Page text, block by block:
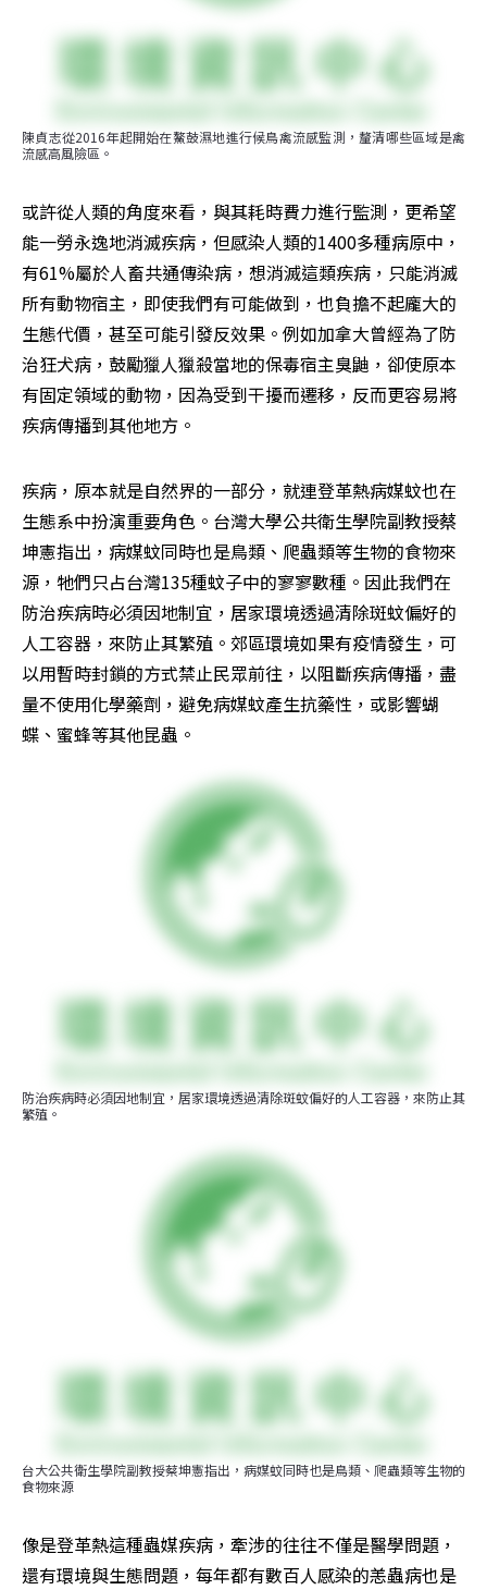
陳貞志從2016年起開始在鰲鼓濕地進行候鳥禽流感監測，釐清哪些區域是禽
流感高風險區。
或許從人類的角度來看，與其耗時費力進行監測，更希望
能一勞永逸地消滅疾病，但感染人類的1400多種病原中，
有61%屬於人畜共通傳染病，想消滅這類疾病，只能消滅
所有動物宿主，即使我們有可能做到，也負擔不起龐大的
生態代價，甚至可能引發反效果。例如加拿大曾經為了防
治狂犬病，鼓勵獵人獵殺當地的保毒宿主臭鼬，卻使原本
有固定領域的動物，因為受到干擾而遷移，反而更容易將
疾病傳播到其他地方。
疾病，原本就是自然界的一部分，就連登革熱病媒蚊也在
生態系中扮演重要角色。台灣大學公共衛生學院副教授蔡
坤憲指出，病媒蚊同時也是鳥類、爬蟲類等生物的食物來
源，牠們只占台灣135種蚊子中的寥寥數種。因此我們在
防治疾病時必須因地制宜，居家環境透過清除斑蚊偏好的
人工容器，來防止其繁殖。郊區環境如果有疫情發生，可
以用暫時封鎖的方式禁止民眾前往，以阻斷疾病傳播，盡
量不使用化學藥劑，避免病媒蚊產生抗藥性，或影響蝴
蝶、蜜蜂等其他昆蟲。
防治疾病時必須因地制宜，居家環境透過清除斑蚊偏好的人工容器，來防止其
繁殖。
台大公共衛生學院副教授蔡坤憲指出，病媒蚊同時也是鳥類、爬蟲類等生物的
食物來源
像是登革熱這種蟲媒疾病，牽涉的往往不僅是醫學問題，
還有環境與生態問題，每年都有數百人感染的恙蟲病也是